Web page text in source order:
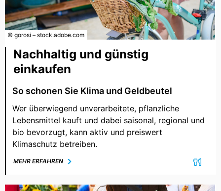
© gorosi – stock.adobe.com
Nachhaltig und günstig
einkaufen
So schonen Sie Klima und Geldbeutel
Wer überwiegend unverarbeitete, pflanzliche
Lebensmittel kauft und dabei saisonal, regional und
bio bevorzugt, kann aktiv und preiswert
Klimaschutz betreiben.
MEHR ERFAHREN